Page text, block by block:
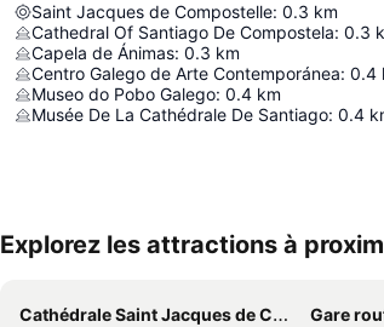
Saint Jacques de Compostelle: 0.3 km
Cathedral Of Santiago De Compostela: 0.3
Capela de Ánimas: 0.3 km
Centro Galego de Arte Contemporánea: 0.4
Museo do Pobo Galego: 0.4 km
Musée De La Cathédrale De Santiago: 0.4
Explorez les attractions à
Cathédrale Saint Jacques de Compostelle Gare